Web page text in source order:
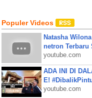
Populer Videos
Natasha
netron Terbaru
youtube.com
ADA INI DI
E!
youtube.com